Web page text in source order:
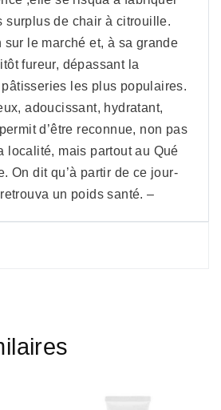
surplus de chair à citrouille.
sur le marché et, à sa grande
fureur, dépassant la
les plus populaires.
adoucissant, hydratant,
d’être reconnue, non pas
localité, mais partout au Qué
On dit qu’à partir de ce jour-
un poids santé. –